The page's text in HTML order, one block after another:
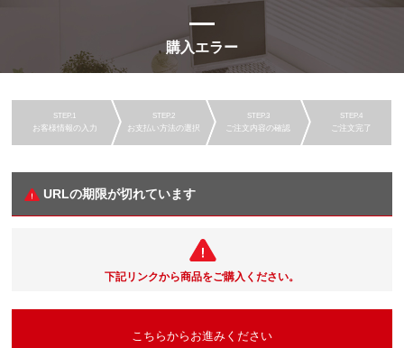
購入エラー
お客様情報の入力 お支払い方法の選択 ご注文内容の確認 ご注文完了
URLの期限が切れています
下記リンクから商品をご購入ください。
こちらからお進みください